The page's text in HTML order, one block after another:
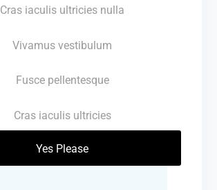
Cras iaculis ultricies nulla
Vivamus vestibulum
Fusce pellentesque
Cras iaculis ultricies
Yes Please